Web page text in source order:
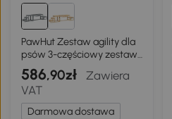
PawHut Zestaw agility dla
psów 3-częściowy zestaw
sprzętu agility z mostem,
schodami, platformą, z
drewna świerkowego, 117 x
50 x 56 cm, Szary
586,90zł
Zawiera
VAT
Darmowa dostawa